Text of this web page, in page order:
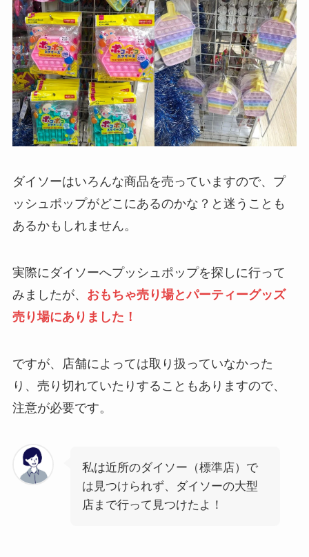
ダイソーはいろんな商品を売っていますので、プ
ッシュポップがどこにあるのかな？と迷うことも
あるかもしれません。
実際にダイソーへプッシュポップを探しに行って
みましたが、 おもちゃ売り場とパーティーグッズ
売り場にありました！
ですが、店舗によっては取り扱っていなかった
り、売り切れていたりすることもありますので、
注意が必要です。
私は近所のダイソー（標準店）で
は見つけられず、ダイソーの大型
店まで行って見つけたよ！